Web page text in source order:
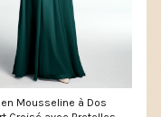
en Mousseline à Dos